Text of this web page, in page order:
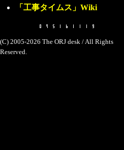
「工事タイムス」Wiki
(C) 2005-2026 The ORJ desk / All Rights
Reserved.